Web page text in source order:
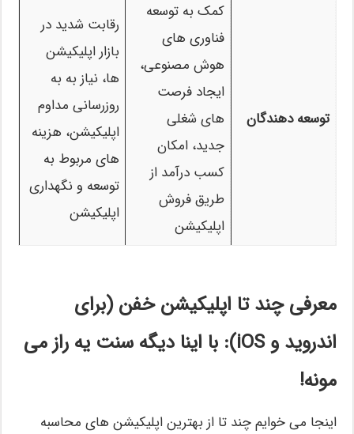
توسعه دهندگان
کمک به توسعه
فناوری های
هوش مصنوعی،
ایجاد فرصت
های شغلی
جدید، امکان
کسب درآمد از
طریق فروش
اپلیکیشن
رقابت شدید در
بازار اپلیکیشن
ها، نیاز به به
روزرسانی مداوم
اپلیکیشن، هزینه
های مربوط به
توسعه و نگهداری
اپلیکیشن
معرفی چند تا اپلیکیشن خفن (برای
اندروید و iOS): با اینا دیگه سنت یه راز می
مونه!
اینجا می خوایم چند تا از بهترین اپلیکیشن های محاسبه